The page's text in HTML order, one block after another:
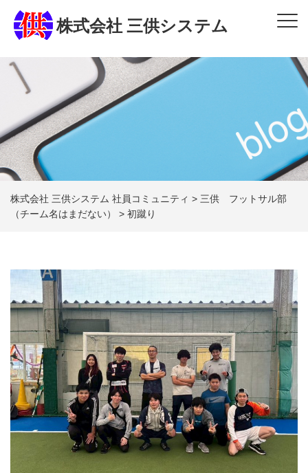
株式会社 三供システム
株式会社 三供システム 社員コミュニティ > 三供 フットサル部
（チーム名はまだない）
> 初蹴り